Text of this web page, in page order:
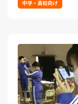
中学・高校向け